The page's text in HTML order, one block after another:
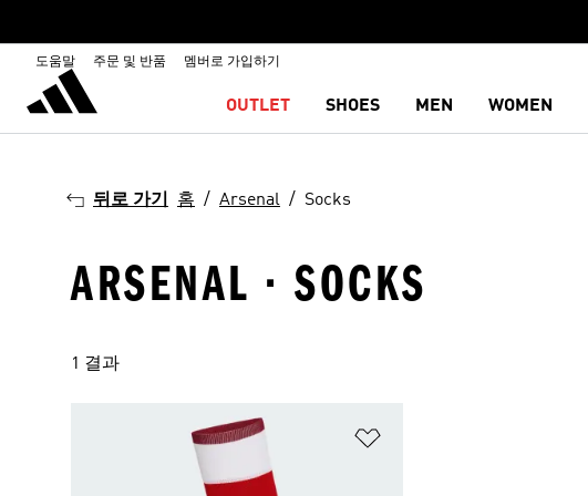
도움말 주문 및 반품 멤버로 가입하기
OUTLET SHOES MEN WOMEN
뒤로 가기 홈 Arsenal Socks
ARSENAL · SOCKS
1 결과